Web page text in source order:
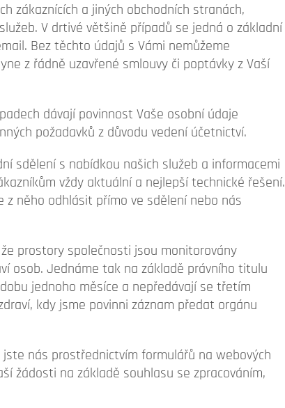
zákaznících a jiných obchodních stranách,
V drtivé většině případů se jedná o základní
Bez těchto údajů s Vámi nemůžeme
z řádně uzavřené smlouvy či poptávky z Vaší
dávají povinnost Vaše osobní údaje
požadavků z důvodu vedení účetnictví.
sdělení s nabídkou našich služeb a informacemi
vždy aktuální a nejlepší technické řešení.
něho odhlásit přímo ve sdělení nebo nás
prostory společnosti jsou monitorovány
osob. Jednáme tak na základě právního titulu
jednoho měsíce a nepředávají se třetím
kdy jsme povinni záznam předat orgánu
nás prostřednictvím formulářů na webových
žádosti na základě souhlasu se zpracováním,